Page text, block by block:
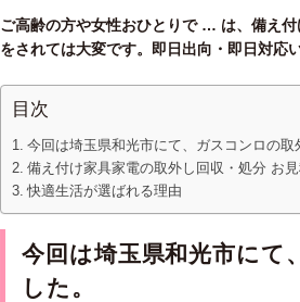
ご高齢の方や女性おひとりで … は、備え
をされては大変です。即日出向・即日対応
目次
今回は埼玉県和光市にて、ガスコンロの取
備え付け家具家電の取外し回収・処分 お見
快適生活が選ばれる理由
今回は埼玉県和光市にて
した。